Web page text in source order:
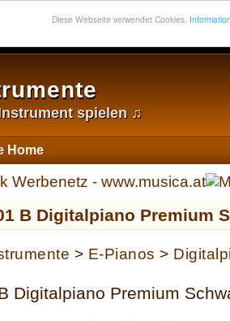
Diese Webseite verwendet Cookies.
spielen ♫
Home
B Digitalpiano Premium
> E-Pianos >
Digitalpiano Premium